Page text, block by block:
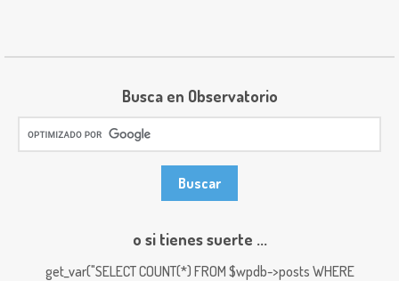
Busca en Observatorio
o si tienes suerte ...
get_var("SELECT COUNT(*) FROM $wpdb->posts WHERE